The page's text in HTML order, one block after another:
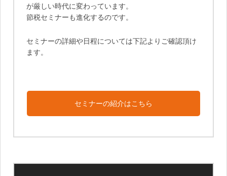
が厳しい時代に変わっています。
節税セミナーも進化するのです。
セミナーの詳細や日程については下記よりご確認頂け
ます。
セミナーの紹介はこちら